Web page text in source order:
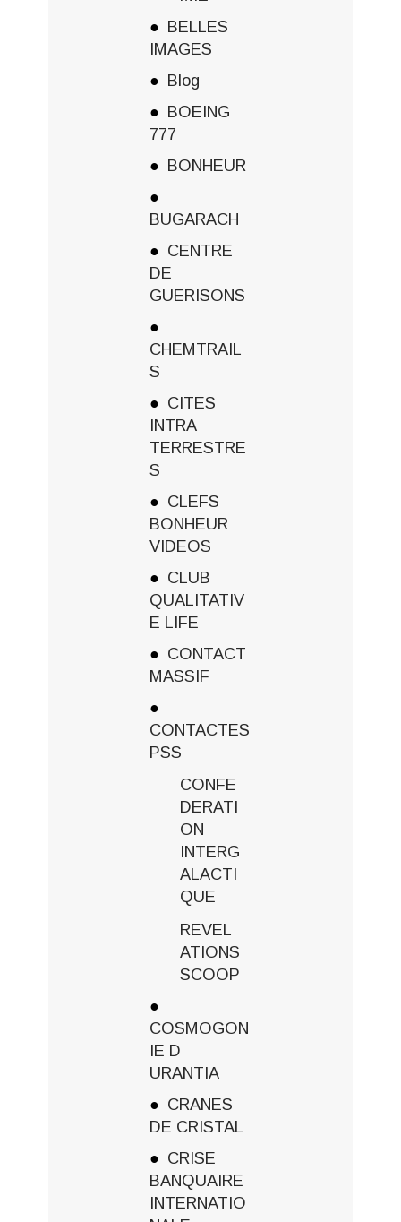
BELLES
IMAGES
Blog
BOEING
777
BONHEUR
BUGARACH
CENTRE
DE
GUERISONS
CHEMTRAIL
S
CITES
INTRA
TERRESTRE
S
CLEFS
BONHEUR
VIDEOS
CLUB
QUALITATIV
E LIFE
CONTACT
MASSIF
CONTACTES
PSS
CONFE
DERATI
ON
INTERG
ALACTI
QUE
REVEL
ATIONS
SCOOP
COSMOGON
IE D
URANTIA
CRANES
DE CRISTAL
CRISE
BANQUAIRE
INTERNATIO